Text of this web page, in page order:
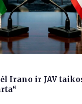
Irano ir JAV